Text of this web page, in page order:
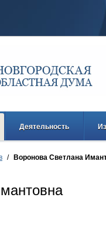
Деятельность
/ Воронова Светлана